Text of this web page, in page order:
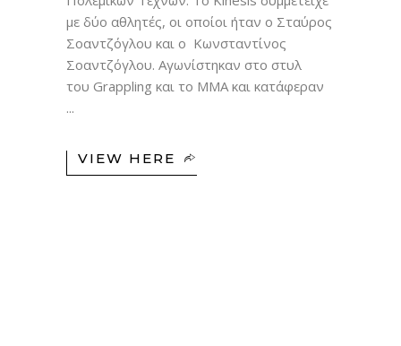
με δύο αθλητές, οι οποίοι ήταν ο Σταύρος
Σοαντζόγλου και ο Κωνσταντίνος
Σοαντζόγλου. Αγωνίστηκαν στο στυλ
του Grappling και το MMA και κατάφεραν
VIEW HERE